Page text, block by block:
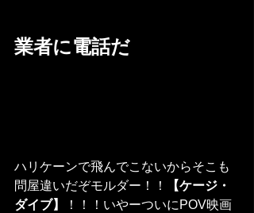
業者に電話だ
ハリケーンで飛んでこないからそこも
問屋違いだぞモルダー！！
【ケージ・
ダイブ】
！！！いやーついにPOV映画